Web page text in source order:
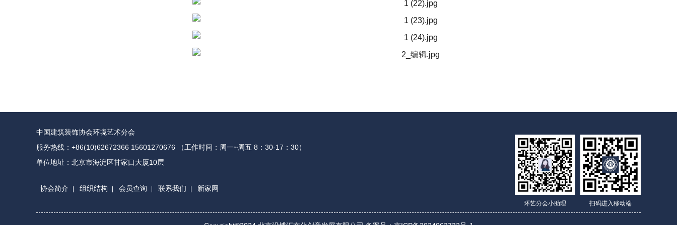
中国建筑装饰协会环境艺术分会
服务热线：+86(10)62672366 15601270676 （工作时间：周一~周五 8：30-17：30）
单位地址：北京市海淀区甘家口大厦10层
协会简介 组织结构 会员查询 联系我们 新家网
扫码进入移动端
环艺分会小助理